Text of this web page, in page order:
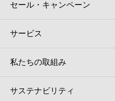
セール・キャンペーン
サービス
私たちの取組み
サステナビリティ